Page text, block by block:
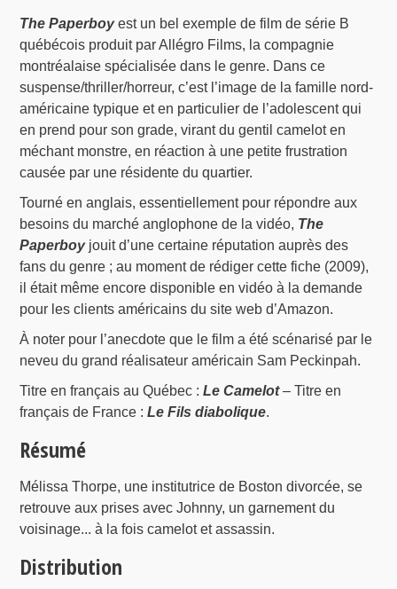
The Paperboyest un bel exemple de film de série B
québécois produit par Allégro Films, la compagnie
montréalaise spécialisée dans le genre. Dans ce
suspense/thriller/horreur, c’est l’image de la famille nord-
américaine typique et en particulier de l’adolescent qui
en prend pour son grade, virant du gentil camelot en
méchant monstre, en réaction à une petite frustration
causée par une résidente du quartier.
Tourné en anglais, essentiellement pour répondre aux
besoins du marché anglophone de la vidéo, The
Paperboyjouit d’une certaine réputation auprès des
fans du genre ; au moment de rédiger cette fiche (2009),
il était même encore disponible en vidéo à la demande
pour les clients américains du site web d’Amazon.
À noter pour l’anecdote que le film a été scénarisé par le
neveu du grand réalisateur américain Sam Peckinpah.
Titre en français au Québec :Le Camelot– Titre en
français de France :Le Fils diabolique.
Résumé
Mélissa Thorpe, une institutrice de Boston divorcée, se
retrouve aux prises avec Johnny, un garnement du
voisinage... à la fois camelot et assassin.
Distribution